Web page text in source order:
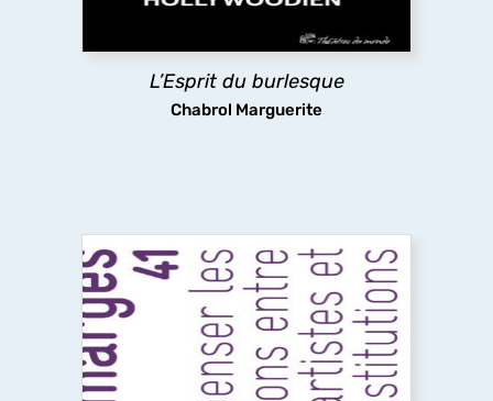
L’Esprit du burlesque
Chabrol Marguerite
pour privilégier sa dimension romantique.
découvrir
Repenser les relations entre artistes et
institutions